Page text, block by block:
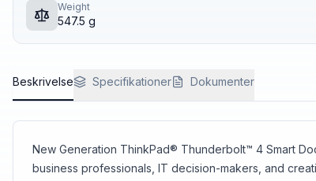
Weight
547.5 g
Beskrivelse Specifikationer Dokumenter
New Generation ThinkPad® Thunderbolt™ 4 Smart
business professionals, IT decision-makers, and